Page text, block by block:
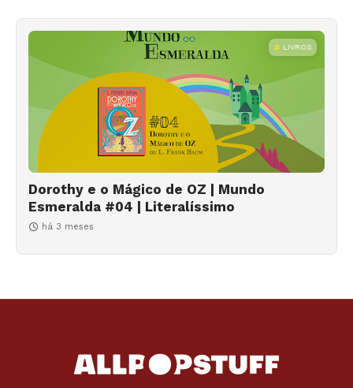
LIVROS
Dorothy e o Mágico de OZ | Mundo
Esmeralda #04 | Literalíssimo
há 3 meses